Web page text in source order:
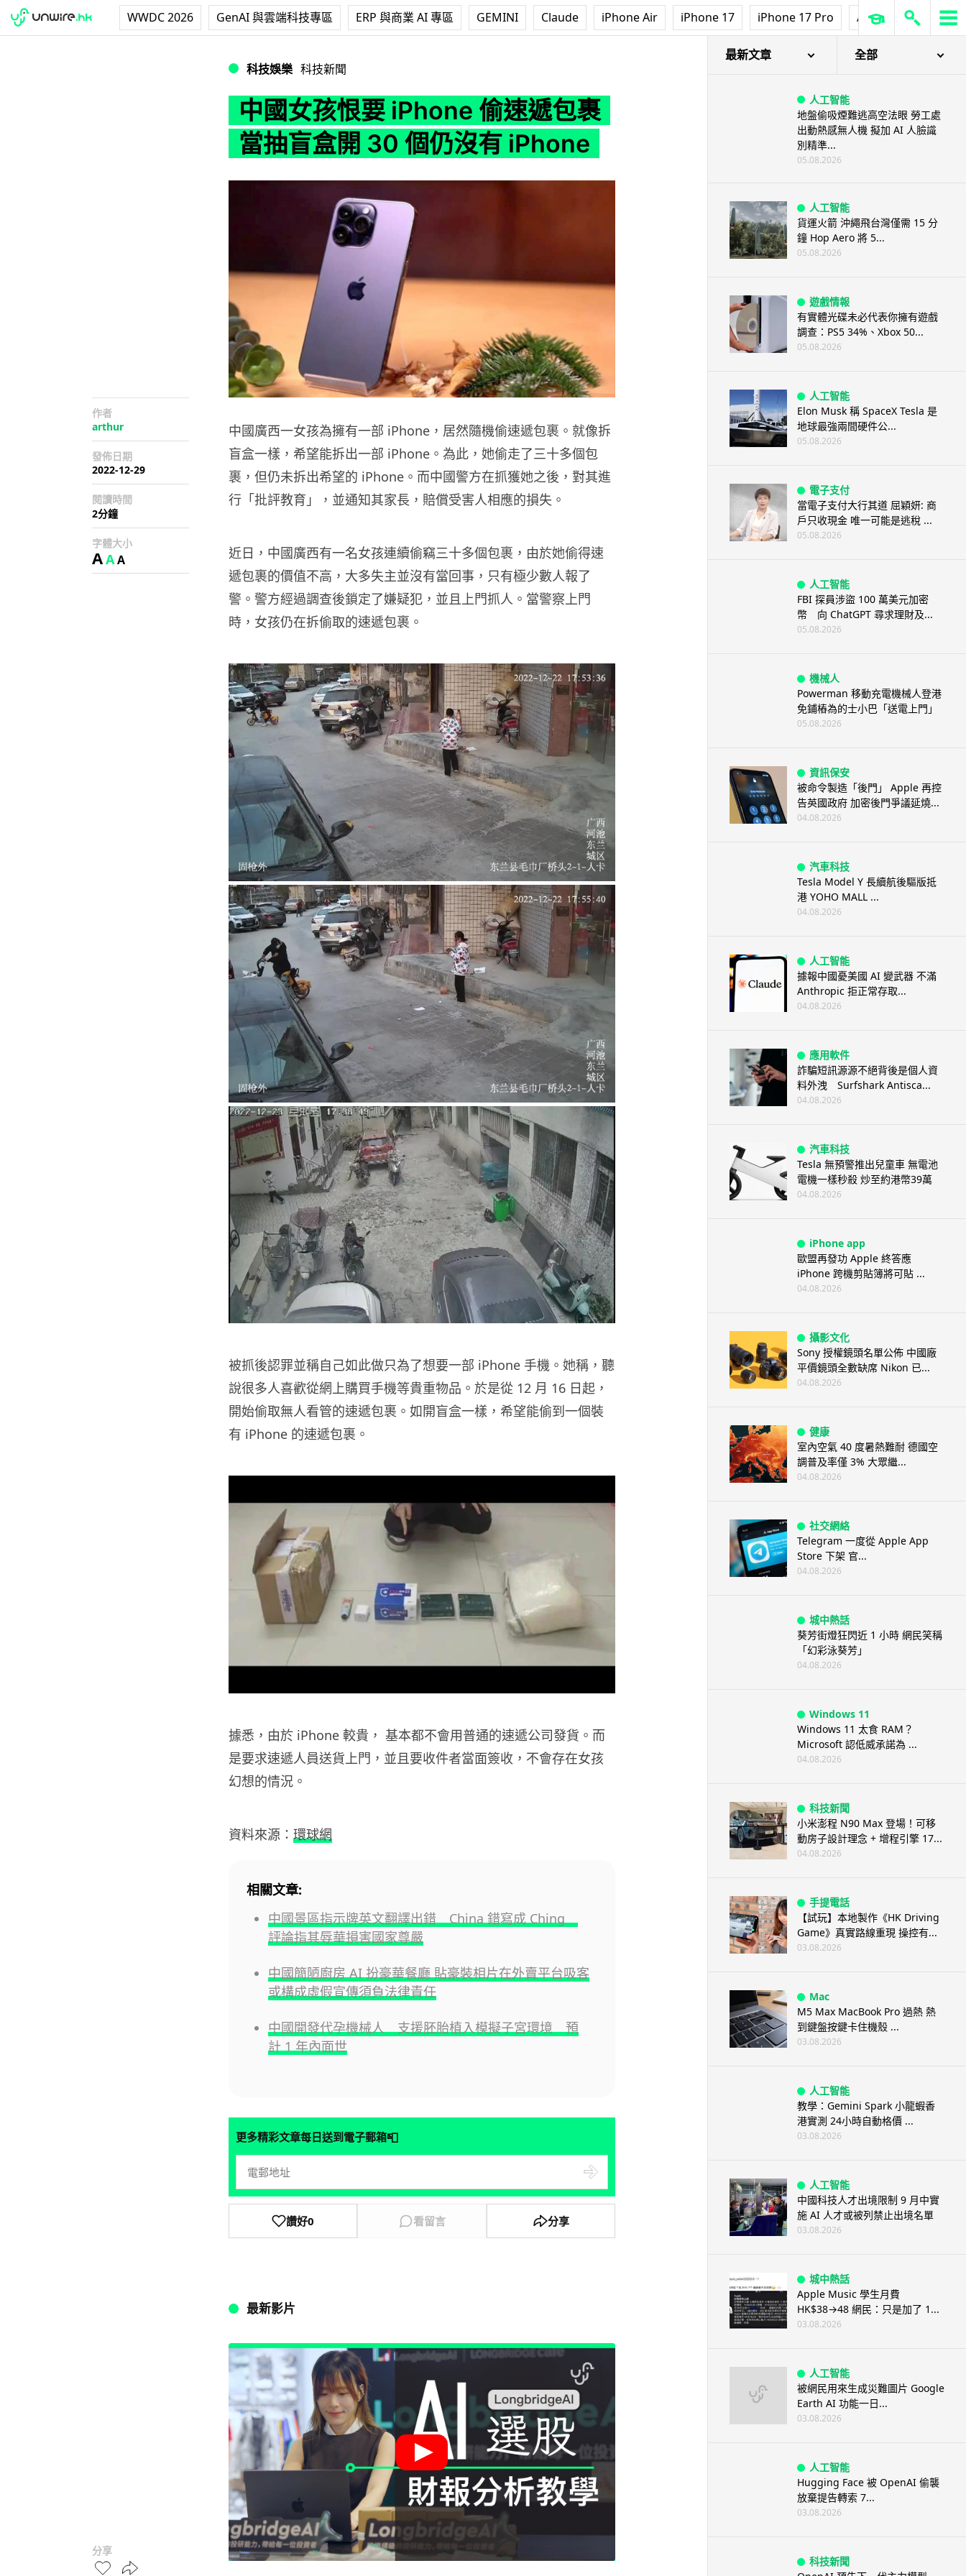
WWDC 2026 GenAI 與雲端科技專區 ERP 與商業 AI 專區 GEMINI Claude iPhone Air iPhone 17 iPhone 17 Pro AirPods Pro 3
科技娛樂 科技新聞
中國女孩恨要 iPhone 偷速遞包裹
當抽盲盒開 30 個仍沒有 iPhone
作者
arthur
發佈日期
2022-12-29
閱讀時間
2分鐘
字體大小
AAA
分享
中國廣西一女孩為擁有一部 iPhone，居然隨機偷速遞包裹。就像拆
盲盒一樣，希望能拆出一部 iPhone。為此，她偷走了三十多個包
裹，但仍未拆出希望的 iPhone。而中國警方在抓獲她之後，對其進
行「批評教育」，並通知其家長，賠償受害人相應的損失。
近日，中國廣西有一名女孩連續偷竊三十多個包裹，由於她偷得速
遞包裹的價值不高，大多失主並沒有當回事，只有極少數人報了
警。警方經過調查後鎖定了嫌疑犯，並且上門抓人。當警察上門
時，女孩仍在拆偷取的速遞包裹。
被抓後認罪並稱自己如此做只為了想要一部 iPhone 手機。她稱，聽
說很多人喜歡從網上購買手機等貴重物品。於是從 12 月 16 日起，
開始偷取無人看管的速遞包裹。如開盲盒一樣，希望能偷到一個裝
有 iPhone 的速遞包裹。
據悉，由於 iPhone 較貴， 基本都不會用普通的速遞公司發貨。而
是要求速遞人員送貨上門，並且要收件者當面簽收，不會存在女孩
幻想的情況。
資料來源： 環球網
相關文章:
中國景區指示牌英文翻譯出錯 China 錯寫成 Ching
評論指其辱華損害國家尊嚴
中國簡陋廚房 AI 扮豪華餐廳 貼豪裝相片在外賣平台吸客
或構成虛假宣傳須負法律責任
中國開發代孕機械人 支援胚胎植入模擬子宮環境 預
計 1 年內面世
更多精彩文章每日送到電子郵箱📮
讚好0 看留言 分享
最新影片
最新文章 全部
人工智能
地盤偷吸煙難逃高空法眼 勞工處
出動熱感無人機 擬加 AI 人臉識
別精準...
05.08.2026
人工智能
貨運火箭 沖繩飛台灣僅需 15 分
鐘 Hop Aero 將 5...
05.08.2026
遊戲情報
有實體光碟未必代表你擁有遊戲
調查：PS5 34%、Xbox 50...
05.08.2026
人工智能
Elon Musk 稱 SpaceX Tesla 是
地球最強兩間硬件公...
05.08.2026
電子支付
當電子支付大行其道 屈穎妍: 商
戶只收現金 唯一可能是逃稅 ...
05.08.2026
人工智能
FBI 探員涉盜 100 萬美元加密
幣 向 ChatGPT 尋求理財及...
05.08.2026
機械人
Powerman 移動充電機械人登港
免鋪樁為的士小巴「送電上門」
05.08.2026
資訊保安
被命令製造「後門」 Apple 再控
告英國政府 加密後門爭議延燒...
04.08.2026
汽車科技
Tesla Model Y 長續航後驅版抵
港 YOHO MALL ...
04.08.2026
人工智能
據報中國憂美國 AI 變武器 不滿
Anthropic 拒正常存取...
04.08.2026
應用軟件
詐騙短訊源源不絕背後是個人資
料外洩 Surfshark Antisca...
04.08.2026
汽車科技
Tesla 無預警推出兒童車 無電池
電機一樣秒殺 炒至約港幣39萬
04.08.2026
iPhone app
歐盟再發功 Apple 終答應
iPhone 跨機剪貼簿將可貼 ...
04.08.2026
攝影文化
Sony 授權鏡頭名單公佈 中國廠
平價鏡頭全數缺席 Nikon 已...
04.08.2026
健康
室內空氣 40 度暑熱難耐 德國空
調普及率僅 3% 大眾繼...
04.08.2026
社交網絡
Telegram 一度從 Apple App
Store 下架 官...
04.08.2026
城中熱話
葵芳街燈狂閃近 1 小時 網民笑稱
「幻彩泳葵芳」
04.08.2026
Windows 11
Windows 11 太食 RAM？
Microsoft 認低威承諾為 ...
04.08.2026
科技新聞
小米澎程 N90 Max 登場！可移
動房子設計理念 + 增程引擎 17...
04.08.2026
手提電話
【試玩】本地製作《HK Driving
Game》真實路線重現 操控有...
03.08.2026
Mac
M5 Max MacBook Pro 過熱 熱
到鍵盤按鍵卡住機殼 ...
03.08.2026
人工智能
教學：Gemini Spark 小龍蝦香
港實測 24小時自動格價 ...
03.08.2026
人工智能
中國科技人才出境限制 9 月中實
施 AI 人才或被列禁止出境名單
03.08.2026
城中熱話
Apple Music 學生月費
HK$38→48 網民：只是加了 1...
03.08.2026
人工智能
被網民用來生成災難圖片 Google
Earth AI 功能一日...
03.08.2026
人工智能
Hugging Face 被 OpenAI 偷襲
放棄提告轉索 7...
03.08.2026
科技新聞